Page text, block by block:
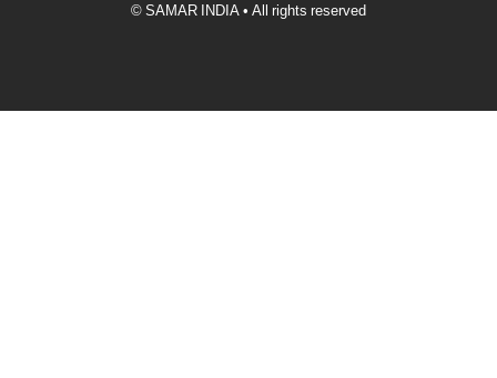
© SAMAR INDIA • All rights reserved